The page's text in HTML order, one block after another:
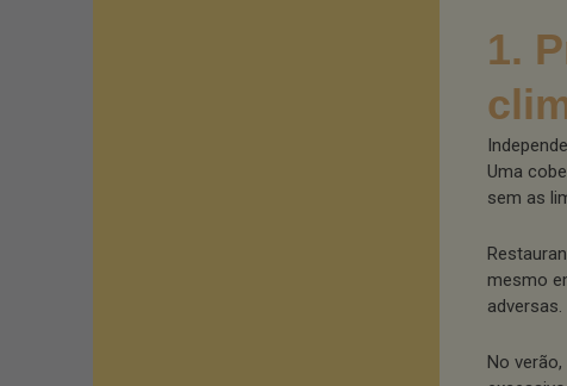
1.
Uma
sem as
mesmo
adversas.
No